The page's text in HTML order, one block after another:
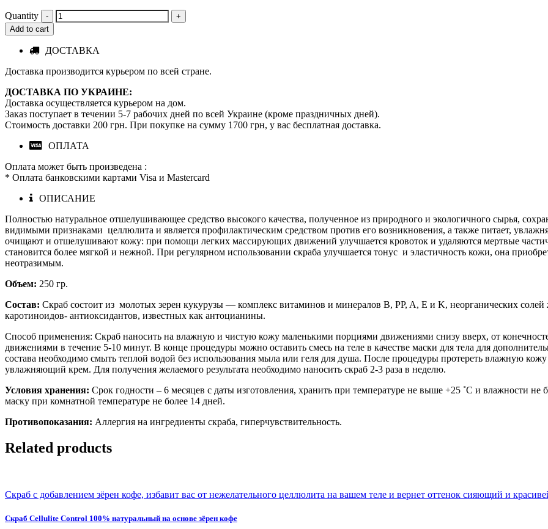
Quantity
Add to cart
ДОСТАВКА
Доставка производится курьером по всей стране.
ДОСТАВКА ПО УКРАИНЕ:
Доставка осуществляется курьером на дом.
Заказ поступает в течении 5-7 рабочих дней по всей Украине (кроме праздничных дней).
Стоимость доставки 200 грн. При покупке на сумму 1700 грн, у вас бесплатная доставка.
ОПЛАТА
Оплата может быть произведена :
* Оплата банковскими картами Visa и Mastercard
ОПИСАНИЕ
Полностью натуральное отшелушивающее средство высокого качества, полученное из природного и экологичного сырья,
видимыми признаками целлюлита и является профилактическим средством против его возникновения, а также питает,
очищают и отшелушивают кожу: при помощи легких массирующих движений улучшается кровоток и удаляются мертвые
становится более мягкой и нежной. При регулярном использовании скраба улучшается тонус и эластичность кожи, она
неотразимым.
Объем: 250 гр.
Состав: Скраб состоит из молотых зерен кукурузы — комплекс витаминов и минералов В, PP, A, E и K, неорганических солей
каротиноидов- антиоксидантов, известных как антоцианины.
Способ применения: Скраб наносить на влажную и чистую кожу маленькими порциями движениями снизу вверх, от
движениями в течение 5-10 минут. В конце процедуры можно оставить смесь на теле в качестве маски для тела для
состава необходимо смыть теплой водой без использования мыла или геля для душа. После процедуры протереть влажную
увлажняющий крем. Для получения желаемого результата необходимо наносить скраб 2-3 раза в неделю.
Условия хранения: Срок годности – 6 месяцев с даты изготовления, хранить при температуре не выше +25 ˚C и влажности не
маску при комнатной температуре не более 14 дней.
Противопоказания: Аллергия на ингредиенты скраба, гиперчувствительность.
Related products
Скраб с добавлением зёрен кофе, избавит вас от нежелательного целлюлита на вашем теле и вернет оттенок сияющий и
Скраб Cellulite Control 100% натуральный на основе зёрен кофе